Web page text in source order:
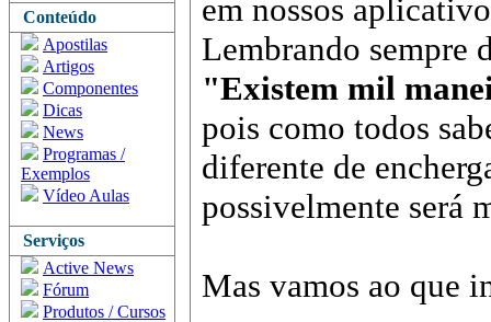
Conteúdo
Apostilas
Artigos
Componentes
Dicas
News
Programas /
Exemplos
Vídeo Aulas
Serviços
Active News
Fórum
Produtos / Cursos
em nossos
Lembrando sempre
"Existem mil
pois como todos
diferente de
possivelmente será
Mas vamos ao que